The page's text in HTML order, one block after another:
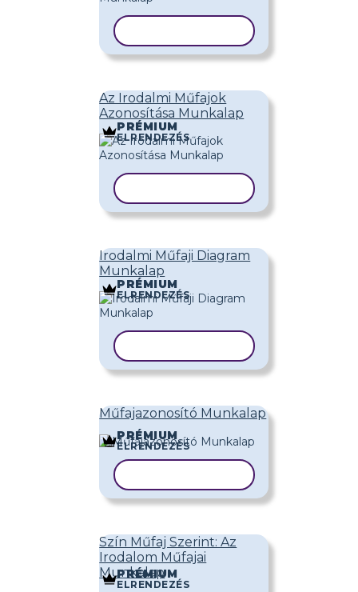
Az Irodalmi Műfajok
Azonosítása Munkalap
PRÉMIUM
ELRENDEZÉS
Irodalmi Műfaji Diagram
Munkalap
PRÉMIUM
ELRENDEZÉS
Műfajazonosító Munkalap
PRÉMIUM
ELRENDEZÉS
Szín Műfaj Szerint: Az
Irodalom Műfajai
Munkalap
PRÉMIUM
ELRENDEZÉS